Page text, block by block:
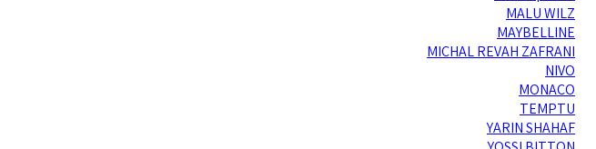
MALU WILZ
MAYBELLINE
MICHAL REVAH ZAFRANI
NIVO
MONACO
TEMPTU
YARIN SHAHAF